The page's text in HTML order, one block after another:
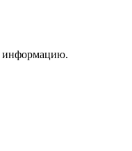
информацию.